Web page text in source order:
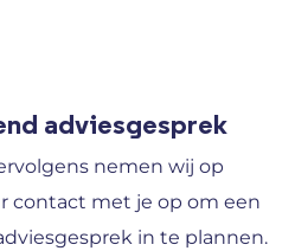
adviesgesprek
nemen wij op
contact met je op om een
in te plannen.